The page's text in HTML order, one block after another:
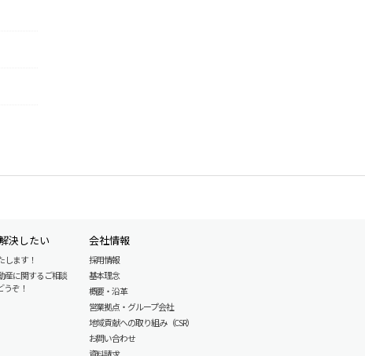
決したい
します！
産に関するご相談
ぞ！
会社情報
採用情報
基本理念
概要・沿革
営業拠点・グループ会社
地域貢献への取り組み（CSR）
お問い合わせ